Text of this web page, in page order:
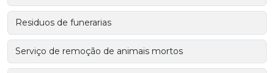
Residuos de funerarias
Serviço de remoção de animais mortos